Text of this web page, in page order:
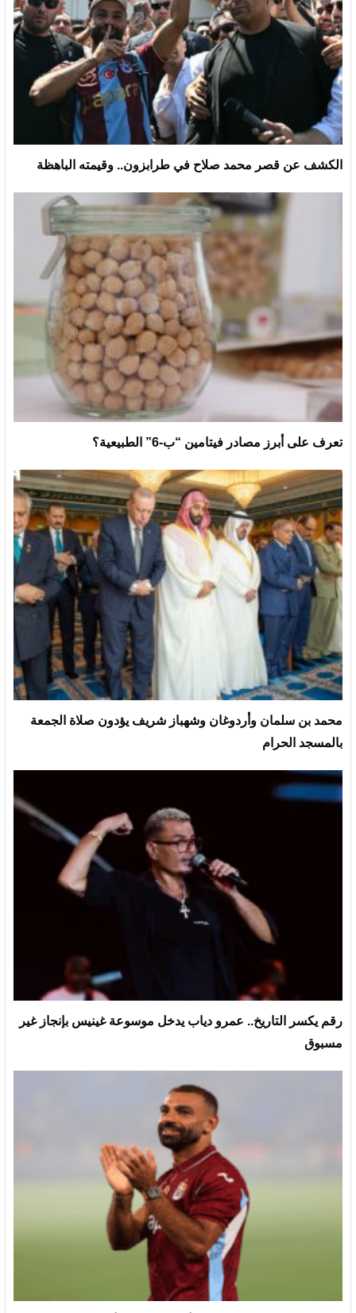
الكشف عن قصر محمد صلاح في طرابزون.. وقيمته الباهظة
تعرف على أبرز مصادر فيتامين “ب-6” الطبيعية؟
محمد بن سلمان وأردوغان وشهباز شريف يؤدون صلاة الجمعة
بالمسجد الحرام
رقم يكسر التاريخ.. عمرو دياب يدخل موسوعة غينيس بإنجاز غير
مسبوق